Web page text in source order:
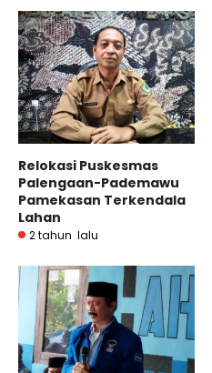
Relokasi Puskesmas
Palengaan-Pademawu
Pamekasan Terkendala
Lahan
2 tahun lalu